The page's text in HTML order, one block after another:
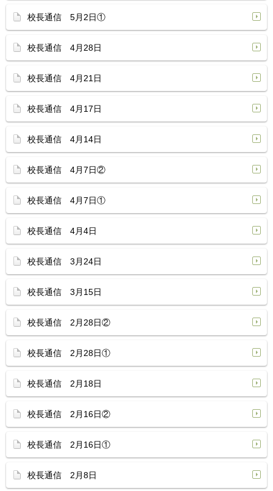
校長通信 5月2日①
校長通信 4月28日
校長通信 4月21日
校長通信 4月17日
校長通信 4月14日
校長通信 4月7日②
校長通信 4月7日①
校長通信 4月4日
校長通信 3月24日
校長通信 3月15日
校長通信 2月28日②
校長通信 2月28日①
校長通信 2月18日
校長通信 2月16日②
校長通信 2月16日①
校長通信 2月8日